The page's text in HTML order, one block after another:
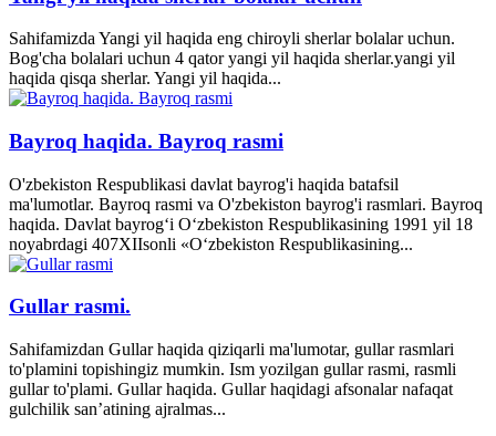
Sahifamizda Yangi yil haqida eng chiroyli sherlar bolalar uchun.
Bog'cha bolalari uchun 4 qator yangi yil haqida sherlar.yangi yil
haqida qisqa sherlar. Yangi yil haqida...
Bayroq haqida. Bayroq rasmi
O'zbekiston Respublikasi davlat bayrog'i haqida batafsil
ma'lumotlar. Bayroq rasmi va O'zbekiston bayrog'i rasmlari. Bayroq
haqida. Davlat bayrog‘i O‘zbekiston Respublikasining 1991 yil 18
noyabrdagi 407­XII­sonli «O‘zbekiston Respublikasining...
Gullar rasmi.
Sahifamizdan Gullar haqida qiziqarli ma'lumotar, gullar rasmlari
to'plamini topishingiz mumkin. Ism yozilgan gullar rasmi, rasmli
gullar to'plami. Gullar haqida. Gullar haqidagi afsonalar nafaqat
gulchilik san’atining ajralmas...